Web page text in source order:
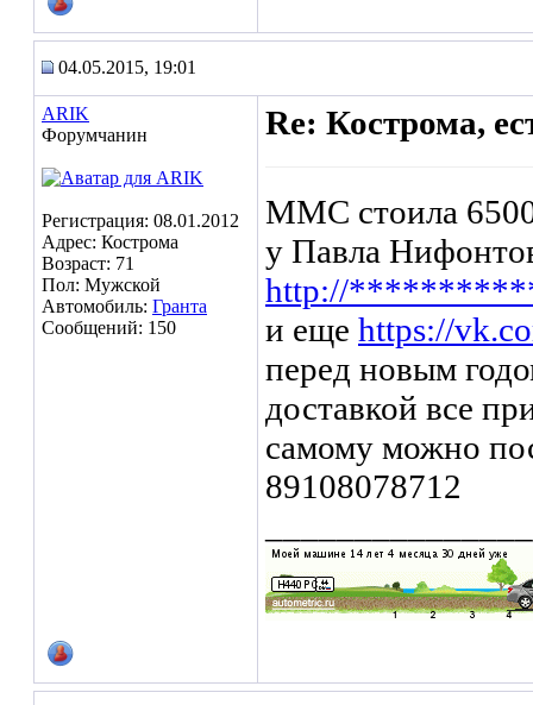
04.05.2015, 19:01
ARIK
Форумчанин
Регистрация: 08.01.2012
Адрес: Кострома
Возраст: 71
Пол: Мужской
Автомобиль: Гранта
Сообщений: 150
Re: Кострома,
ММС стоила 6500
у Павла
http://
и еще https://
перед новым
доставкой все
самому можно
89108078712